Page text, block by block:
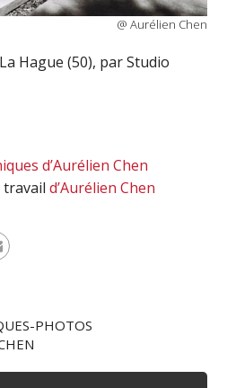
@ Aurélien Chen
Hague (50), par Studio
d’Aurélien Chen
travaild’Aurélien Chen
PHOTOS